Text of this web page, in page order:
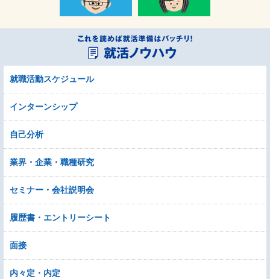
就職活動スケジュール
インターンシップ
自己分析
業界・企業・職種研究
セミナー・会社説明会
履歴書・エントリーシート
面接
内々定・内定